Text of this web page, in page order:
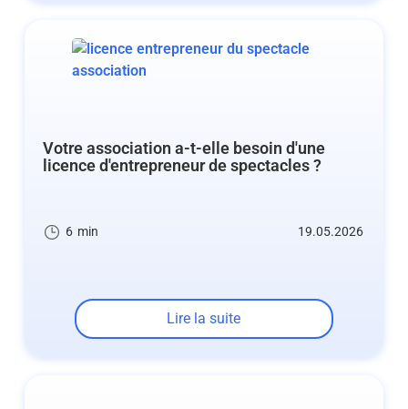
Votre association a-t-elle besoin d'une
licence d'entrepreneur de spectacles ?
6 min 19.05.2026
Lire la suite